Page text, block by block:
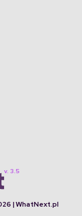
| WhatNext.pl